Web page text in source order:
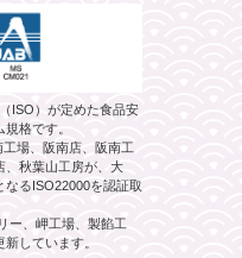
ISO）が定めた食品安
格です。
場、阪南店、阪南工
、秋葉山工房が、大
るISO22000を認証取
ー、岬工場、製餡工
しています。